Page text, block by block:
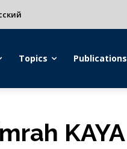
Topics Publications
KAYA